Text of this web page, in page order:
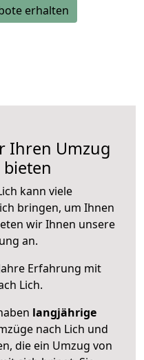
erhalten
Ihren Umzug
bieten
kann viele
bringen, um Ihnen
wir Ihnen unsere
an.
Erfahrung mit
Lich.
langjährige
nach Lich und
die ein Umzug von